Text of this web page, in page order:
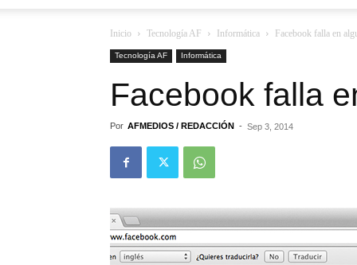
Inicio Tecnología AF Informática Facebook falla en
Tecnología AF Informática
Facebook falla
Por AFMEDIOS / REDACCIÓN - Sep 3, 2014